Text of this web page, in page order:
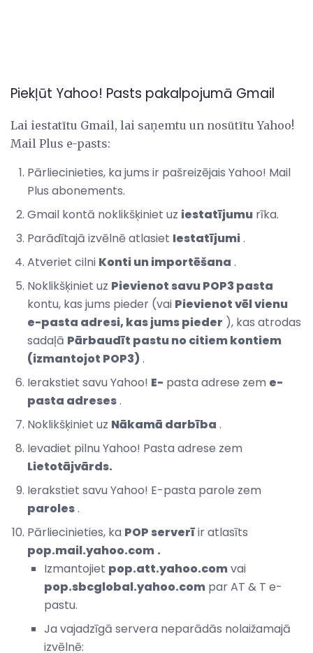
Piekļūt Yahoo! Pasts pakalpojumā Gmail
Lai iestatītu Gmail, lai saņemtu un nosūtītu Yahoo!
Mail Plus e-pasts:
Pārliecinieties, ka jums ir pašreizējais Yahoo! Mail
Plus abonements.
Gmail kontā noklikšķiniet uz iestatījumu rīka.
Parādītajā izvēlnē atlasiet Iestatījumi.
Atveriet cilni Konti un importēšana .
Noklikšķiniet uz Pievienot savu POP3 pasta
kontu, kas jums pieder (vai Pievienot vēl vienu
e-pasta adresi, kas jums pieder ), kas atrodas
sadaļā Pārbaudīt pastu no citiem kontiem
(izmantojot POP3).
Ierakstiet savu Yahoo! E- pasta adrese zem e-
pasta adreses.
Noklikšķiniet uz Nākamā darbība .
Ievadiet pilnu Yahoo! Pasta adrese zem
Lietotājvārds.
Ierakstiet savu Yahoo! E-pasta parole zem
paroles.
Pārliecinieties, ka POP serverīir atlasīts
pop.mail.yahoo.com .
Izmantojiet pop.att.yahoo.comvai
pop.sbcglobal.yahoo.com par AT & T e-
pastu.
Ja vajadzīgā servera neparādās nolaižamajā
izvēlnē: